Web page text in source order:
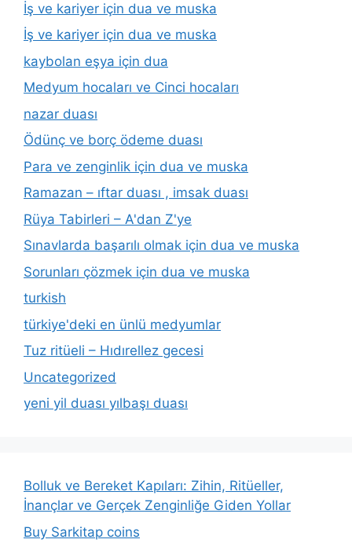
İş ve kariyer için dua ve muska
İş ve kariyer için dua ve muska
kaybolan eşya için dua
Medyum hocaları ve Cinci hocaları
nazar duası
Ödünç ve borç ödeme duası
Para ve zenginlik için dua ve muska
Ramazan – ıftar duası , imsak duası
Rüya Tabirleri – A'dan Z'ye
Sınavlarda başarılı olmak için dua ve muska
Sorunları çözmek için dua ve muska
turkish
türkiye'deki en ünlü medyumlar
Tuz ritüeli – Hıdırellez gecesi
Uncategorized
yeni yil duası yılbaşı duası
Bolluk ve Bereket Kapıları: Zihin, Ritüeller,
İnançlar ve Gerçek Zenginliğe Giden Yollar
Buy Sarkitap coins